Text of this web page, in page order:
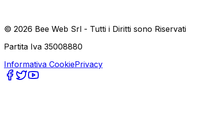
© 2026 Bee Web Srl - Tutti i Diritti sono Riservati
Partita Iva 35008880
Informativa CookiePrivacy